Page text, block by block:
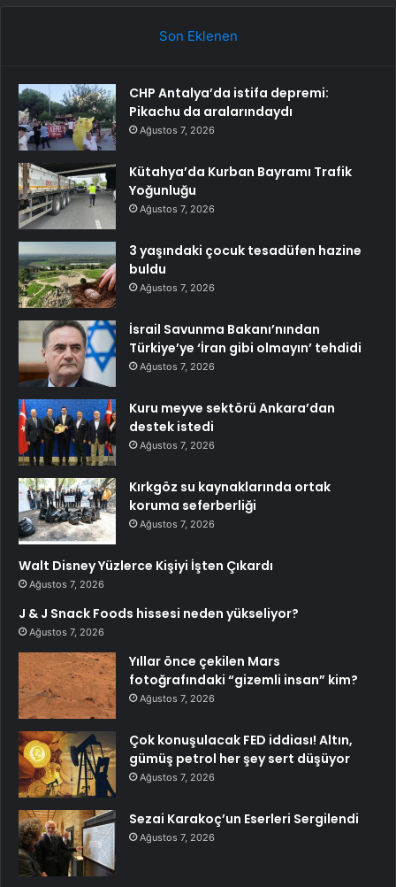
Son Eklenen
CHP Antalya’da istifa depremi:
Pikachu da aralarındaydı
Ağustos 7, 2026
Kütahya’da Kurban Bayramı Trafik
Yoğunluğu
Ağustos 7, 2026
3 yaşındaki çocuk tesadüfen hazine
buldu
Ağustos 7, 2026
İsrail Savunma Bakanı’nından
Türkiye’ye ‘İran gibi olmayın’ tehdidi
Ağustos 7, 2026
Kuru meyve sektörü Ankara’dan
destek istedi
Ağustos 7, 2026
Kırkgöz su kaynaklarında ortak
koruma seferberliği
Ağustos 7, 2026
Walt Disney Yüzlerce Kişiyi İşten Çıkardı
Ağustos 7, 2026
J & J Snack Foods hissesi neden yükseliyor?
Ağustos 7, 2026
Yıllar önce çekilen Mars
fotoğrafındaki “gizemli insan” kim?
Ağustos 7, 2026
Çok konuşulacak FED iddiası! Altın,
gümüş petrol her şey sert düşüyor
Ağustos 7, 2026
Sezai Karakoç’un Eserleri Sergilendi
Ağustos 7, 2026